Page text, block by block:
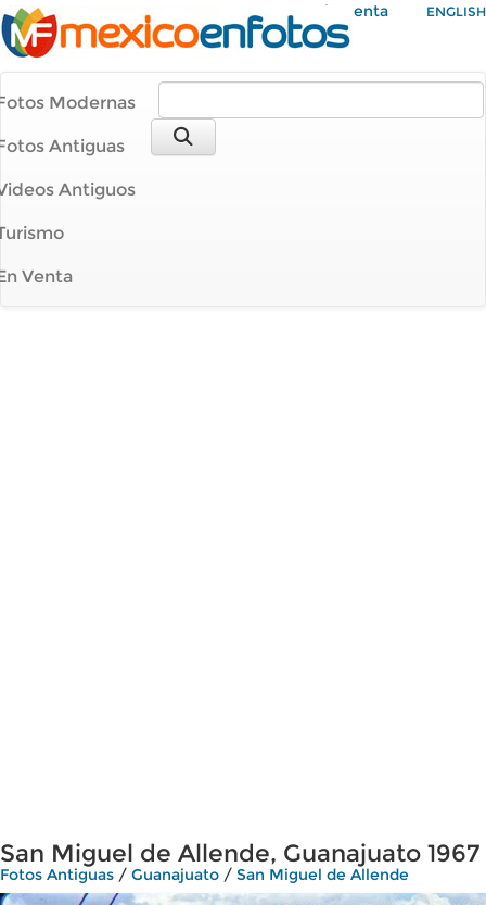
Mi Cuenta ENGLISH
Modernas
Antiguas
Antiguos
Venta
San Miguel de Allende, Guanajuato 1967
Fotos Antiguas / Guanajuato / San Miguel de Allende